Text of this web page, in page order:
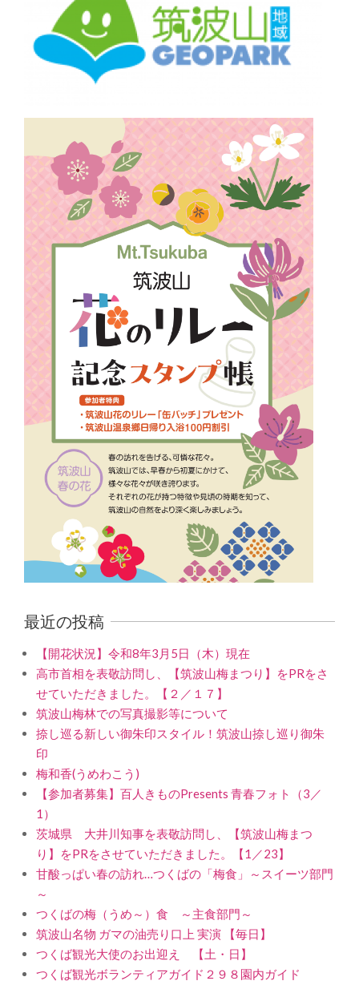
最近の投稿
【開花状況】令和8年3月5日（木）現在
高市首相を表敬訪問し、【筑波山梅まつり】をPRをさ
せていただきました。【２／１７】
筑波山梅林での写真撮影等について
捺し巡る新しい御朱印スタイル！筑波山捺し巡り御朱
印
梅和香(うめわこう)
【参加者募集】百人きものPresents 青春フォト（3／
1）
茨城県 大井川知事を表敬訪問し、【筑波山梅まつ
り】をPRをさせていただきました。【1／23】
甘酸っぱい春の訪れ…つくばの「梅食」～スイーツ部門
～
つくばの梅（うめ～）食 ～主食部門～
筑波山名物 ガマの油売り口上 実演 【毎日】
つくば観光大使のお出迎え 【土・日】
つくば観光ボランティアガイド２９８園内ガイド